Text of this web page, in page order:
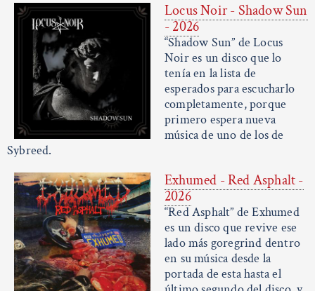
Locus Noir - Shadow Sun
- 2026
“Shadow Sun” de Locus
Noir es un disco que lo
tenía en la lista de
esperados para escucharlo
completamente, porque
primero espera nueva
música de uno de los de
Sybreed.
Exhumed - Red Asphalt -
2026
“Red Asphalt” de Exhumed
es un disco que revive ese
lado más goregrind dentro
en su música desde la
portada de esta hasta el